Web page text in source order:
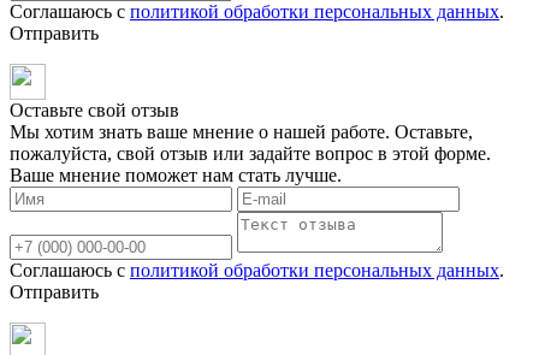
Соглашаюсь с политикой обработки персональных данных.
Отправить
Оставьте свой отзыв
Мы хотим знать ваше мнение о нашей работе. Оставьте,
пожалуйста, свой отзыв или задайте вопрос в этой форме.
Ваше мнение поможет нам стать лучше.
Соглашаюсь с политикой обработки персональных данных.
Отправить